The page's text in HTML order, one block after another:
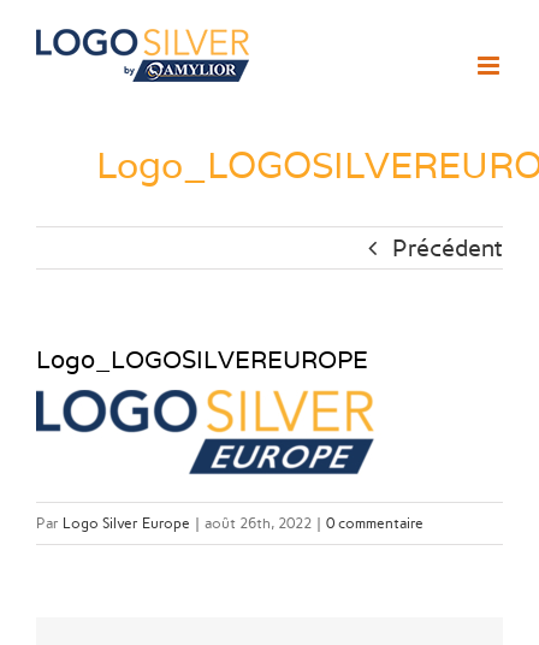
Passer
Précédent
Logo_LOGOSILVEREUROPE
Par Logo Silver Europe | août 26th, 2022 | 0 commentaire